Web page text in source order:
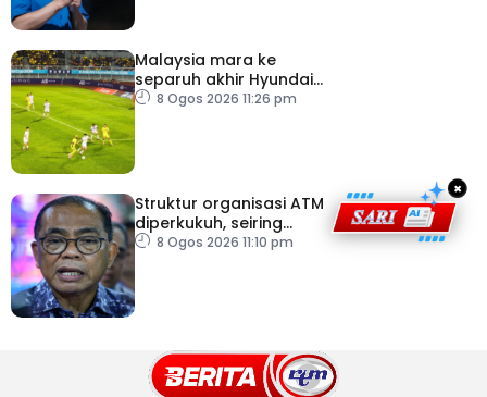
Malaysia mara ke
separuh akhir Hyundai
ASEAN Cup
8 Ogos 2026 11:26 pm
Struktur organisasi ATM
diperkukuh, seiring
pemodenan aset
8 Ogos 2026 11:10 pm
×